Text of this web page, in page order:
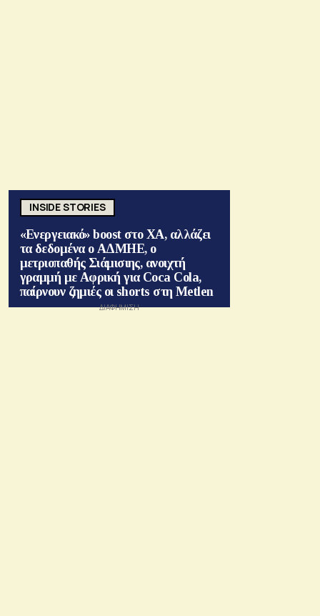
INSIDE STORIES
«Ενεργειακό» boost στο ΧΑ, αλλάζει
τα δεδομένα ο ΑΔΜΗΕ, ο
μετριοπαθής Σιάμισιης, ανοιχτή
γραμμή με Αφρική για Coca Cola,
παίρνουν ζημιές οι shorts στη Metlen